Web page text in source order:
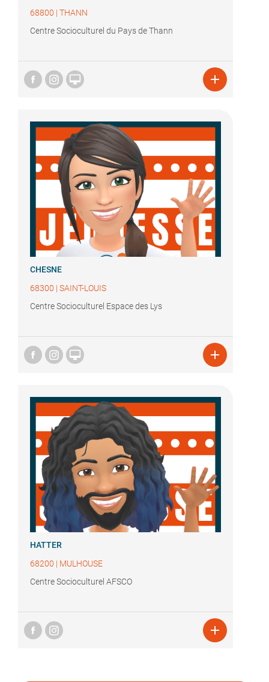
68800 | THANN
Centre Socioculturel du Pays de Thann
 
CHESNE
68300 | SAINT-LOUIS
Centre Socioculturel Espace des Lys
 
HATTER
68200 | MULHOUSE
Centre Socioculturel AFSCO
